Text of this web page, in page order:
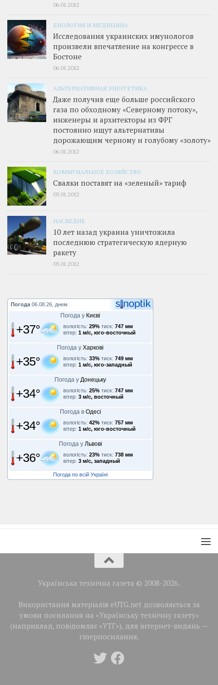
06.01.2012
БИОЛОГИЯ И МЕДИЦИНА
Исследования украинских имунологов
произвели впечатление на конгрессе в
Бостоне
06.01.2012
АЛЬТЕРНАТИВНАЯ ЭНЕРГЕТИКА
Даже получив еще больше российского
газа по обходному «Северному потоку»,
инженеры и архитекторы из ФРГ
постоянно ищут альтернативы
дорожающим черному и голубому «золоту»
06.01.2012
КОММУНАЛЬНОЕ ХОЗЯЙСТВО
Свалки поставят на «зеленый» тариф
05.01.2012
НАСЛЕДИЕ
10 лет назад украина уничтожила
последнюю стратегическую ядерную
ракету
05.01.2012
Погода 06.08.26, днем
Погода у Києві
+37° вологість: 29% тиск: 747 мм
вітер: 1 м/с, юго-восточный
Погода у Харкові
+35° вологість: 33% тиск: 749 мм
вітер: 1 м/с, юго-западный
Погода у Донецьку
+34° вологість: 25% тиск: 747 мм
вітер: 3 м/с, восточный
Погода в Одесі
+34° вологість: 42% тиск: 757 мм
вітер: 1 м/с, юго-восточный
Погода у Львові
+36° вологість: 23% тиск: 738 мм
вітер: 3 м/с, западный
Погода по всій Україні
Українська технічна газета © 2008-2026.
Використання матеріалів eUTG.net дозволяється за
умови посилання на «Українську технічну газету»
(наприклад, повідомляє «УТГ»), для інтернет-видань —
гіперпосилання.